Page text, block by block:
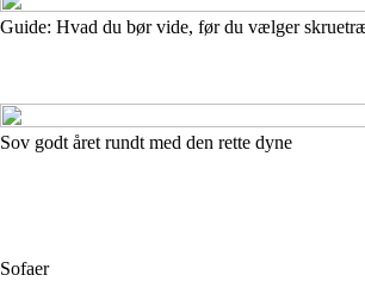
Guide: Hvad du bør vide, før du vælger
Sov godt året rundt med den rette dyne
Sofaer